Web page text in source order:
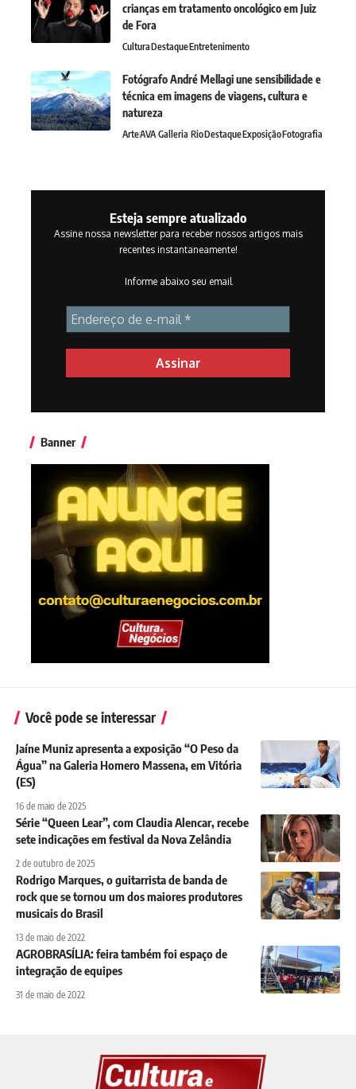
crianças em tratamento oncológico em Juiz
de Fora
CulturaDestaqueEntretenimento
Fotógrafo André Mellagi une sensibilidade e
técnica em imagens de viagens, cultura e
natureza
ArteAVA Galleria RioDestaqueExposiçãoFotografia
Esteja sempre atualizado
Assine nossa newsletter para receber nossos artigos mais
recentes instantaneamente!
Informe abaixo seu email
Banner
Você pode se interessar
Jaíne Muniz apresenta a exposição “O Peso da
Água” na Galeria Homero Massena, em Vitória
(ES)
16 de maio de 2025
Série “Queen Lear”, com Claudia Alencar, recebe
sete indicações em festival da Nova Zelândia
2 de outubro de 2025
Rodrigo Marques, o guitarrista de banda de
rock que se tornou um dos maiores produtores
musicais do Brasil
13 de maio de 2022
AGROBRASÍLIA: feira também foi espaço de
integração de equipes
31 de maio de 2022